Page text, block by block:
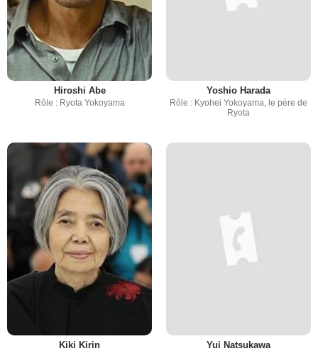
Hiroshi Abe
Rôle : Ryota Yokoyama
Yoshio Harada
Rôle : Kyohei Yokoyama, le père de
Ryota
Kiki Kirin Yui Natsukawa